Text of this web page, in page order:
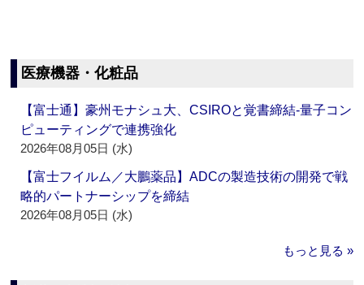
医療機器・化粧品
【富士通】豪州モナシュ大、CSIROと覚書締結‐量子コン
ピューティングで連携強化
2026年08月05日 (水)
【富士フイルム／大鵬薬品】ADCの製造技術の開発で戦
略的パートナーシップを締結
2026年08月05日 (水)
もっと見る »